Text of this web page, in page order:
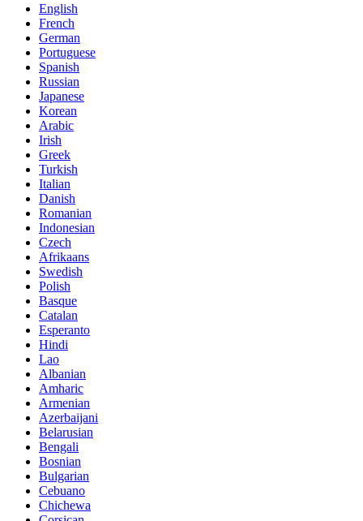
English
French
German
Portuguese
Spanish
Russian
Japanese
Korean
Arabic
Irish
Greek
Turkish
Italian
Danish
Romanian
Indonesian
Czech
Afrikaans
Swedish
Polish
Basque
Catalan
Esperanto
Hindi
Lao
Albanian
Amharic
Armenian
Azerbaijani
Belarusian
Bengali
Bosnian
Bulgarian
Cebuano
Chichewa